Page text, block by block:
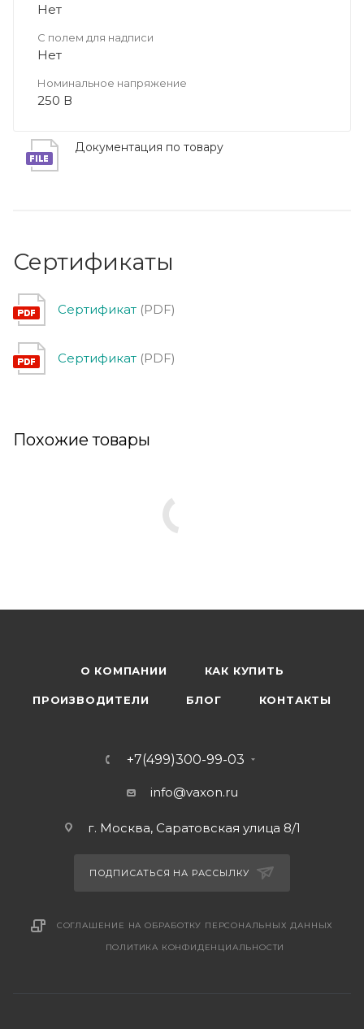
Нет
С полем для надписи
Нет
Номинальное напряжение
250 В
Документация по товару
Сертификаты
Сертификат (PDF)
Сертификат (PDF)
Похожие товары
О КОМПАНИИ КАК КУПИТЬ
ПРОИЗВОДИТЕЛИ БЛОГ КОНТАКТЫ
+7(499)300-99-03
info@vaxon.ru
г. Москва, Саратовская улица 8/1
ПОДПИСАТЬСЯ НА РАССЫЛКУ
СОГЛАШЕНИЕ НА ОБРАБОТКУ ПЕРСОНАЛЬНЫХ ДАННЫХ
ПОЛИТИКА КОНФИДЕНЦИАЛЬНОСТИ